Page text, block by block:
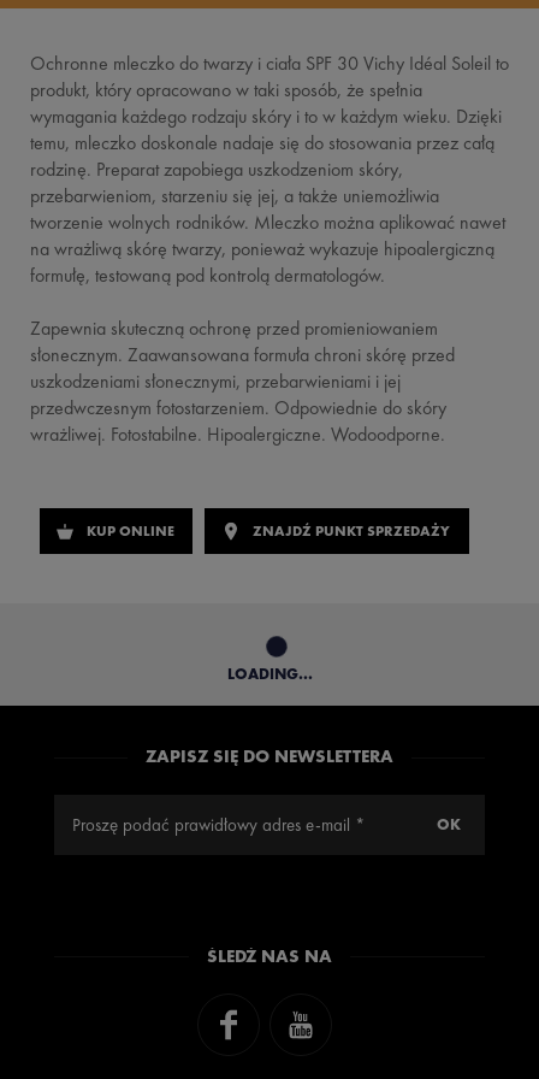
Ochronne mleczko do twarzy i ciała SPF 30 Vichy Idéal Soleil to
produkt, który opracowano w taki sposób, że spełnia
wymagania każdego rodzaju skóry i to w każdym wieku. Dzięki
temu, mleczko doskonale nadaje się do stosowania przez całą
rodzinę. Preparat zapobiega uszkodzeniom skóry,
przebarwieniom, starzeniu się jej, a także uniemożliwia
tworzenie wolnych rodników. Mleczko można aplikować nawet
na wrażliwą skórę twarzy, ponieważ wykazuje hipoalergiczną
formułę, testowaną pod kontrolą dermatologów.
Zapewnia skuteczną ochronę przed promieniowaniem
słonecznym. Zaawansowana formuła chroni skórę przed
uszkodzeniami słonecznymi, przebarwieniami i jej
przedwczesnym fotostarzeniem. Odpowiednie do skóry
wrażliwej. Fotostabilne. Hipoalergiczne. Wodoodporne.
KUP ONLINE ZNAJDŹ PUNKT SPRZEDAŻY
LOADING...
ZAPISZ SIĘ DO NEWSLETTERA
ŚLEDŹ NAS NA